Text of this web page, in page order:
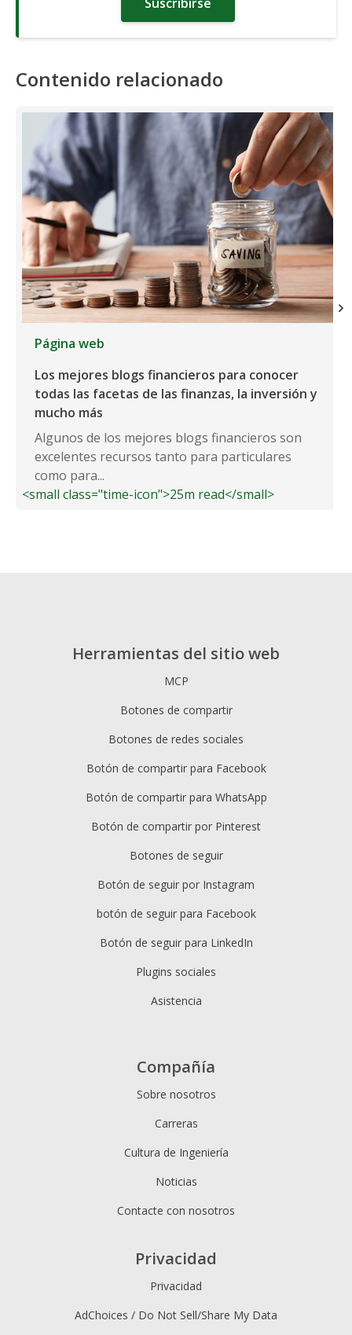
Contenido relacionado
Página web
Los mejores blogs financieros para conocer
todas las facetas de las finanzas, la inversión y
mucho más
Algunos de los mejores blogs financieros son
excelentes recursos tanto para particulares
como para...
<small class="time-icon">25m read</small>
Herramientas del sitio web
MCP
Botones de compartir
Botones de redes sociales
Botón de compartir para Facebook
Botón de compartir para WhatsApp
Botón de compartir por Pinterest
Botones de seguir
Botón de seguir por Instagram
botón de seguir para Facebook
Botón de seguir para LinkedIn
Plugins sociales
Asistencia
Compañía
Sobre nosotros
Carreras
Cultura de Ingeniería
Noticias
Contacte con nosotros
Privacidad
Privacidad
AdChoices / Do Not Sell/Share My Data